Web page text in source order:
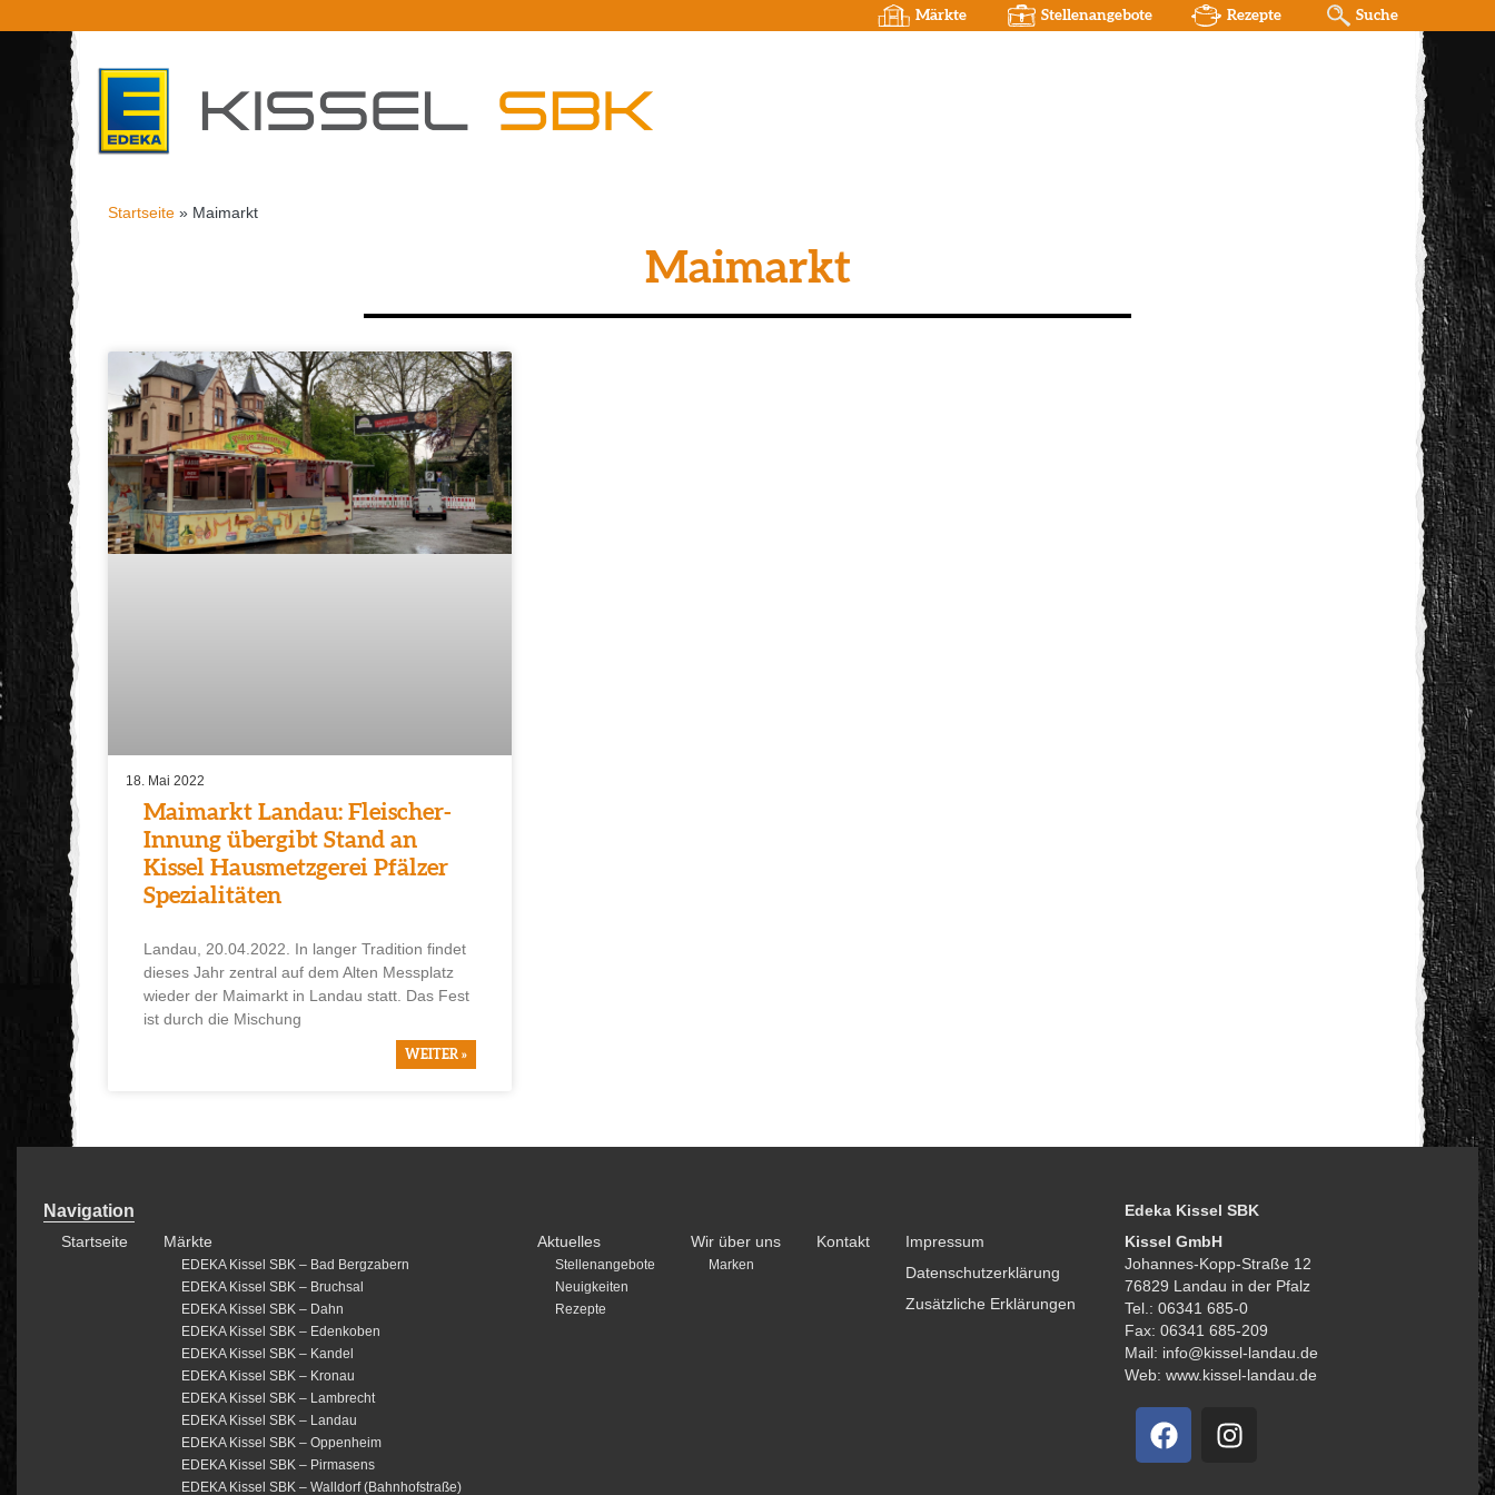
Märkte Stellenangebote Rezepte Suche
Startseite » Maimarkt
Maimarkt
Maimarkt Landau: Fleischer-
Innung übergibt Stand an
Kissel Hausmetzgerei Pfälzer
Spezialitäten
Landau, 20.04.2022. In langer Tradition findet
dieses Jahr zentral auf dem Alten Messplatz
wieder der Maimarkt in Landau statt. Das Fest
ist durch die Mischung
WEITER »
18. Mai 2022
Navigation
Startseite Märkte
EDEKA Kissel SBK – Bad Bergzabern
EDEKA Kissel SBK – Bruchsal
EDEKA Kissel SBK – Dahn
EDEKA Kissel SBK – Edenkoben
EDEKA Kissel SBK – Kandel
EDEKA Kissel SBK – Kronau
EDEKA Kissel SBK – Lambrecht
EDEKA Kissel SBK – Landau
EDEKA Kissel SBK – Oppenheim
EDEKA Kissel SBK – Pirmasens
EDEKA Kissel SBK – Walldorf (Bahnhofstraße)
Aktuelles
Stellenangebote
Neuigkeiten
Rezepte
Wir über uns
Marken
Kontakt
Impressum
Datenschutzerklärung
Zusätzliche Erklärungen
Edeka Kissel SBK
Kissel GmbH
Johannes-Kopp-Straße 12
76829 Landau in der Pfalz
Tel.: 06341 685-0
Fax: 06341 685-209
Mail: info@kissel-landau.de
Web: www.kissel-landau.de